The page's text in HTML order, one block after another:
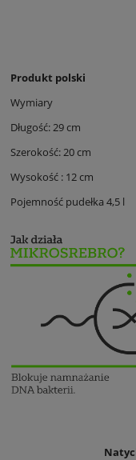
Produkt polski
Wymiary
Długość: 29 cm
Szerokość: 20 cm
Wysokość : 12 cm
Pojemność pudełka 4,5 l